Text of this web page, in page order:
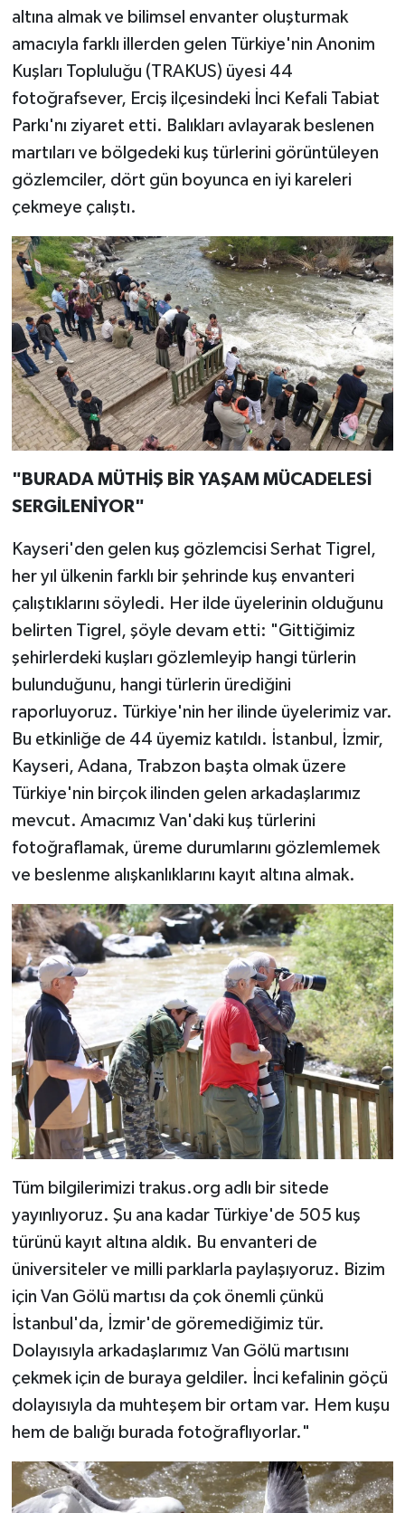
altına almak ve bilimsel envanter oluşturmak
amacıyla farklı illerden gelen Türkiye'nin Anonim
Kuşları Topluluğu (TRAKUS) üyesi 44
fotoğrafsever, Erciş ilçesindeki İnci Kefali Tabiat
Parkı'nı ziyaret etti. Balıkları avlayarak beslenen
martıları ve bölgedeki kuş türlerini görüntüleyen
gözlemciler, dört gün boyunca en iyi kareleri
çekmeye çalıştı.
"BURADA MÜTHİŞ BİR YAŞAM MÜCADELESİ
SERGİLENİYOR"
Kayseri'den gelen kuş gözlemcisi Serhat Tigrel,
her yıl ülkenin farklı bir şehrinde kuş envanteri
çalıştıklarını söyledi. Her ilde üyelerinin olduğunu
belirten Tigrel, şöyle devam etti: "Gittiğimiz
şehirlerdeki kuşları gözlemleyip hangi türlerin
bulunduğunu, hangi türlerin ürediğini
raporluyoruz. Türkiye'nin her ilinde üyelerimiz var.
Bu etkinliğe de 44 üyemiz katıldı. İstanbul, İzmir,
Kayseri, Adana, Trabzon başta olmak üzere
Türkiye'nin birçok ilinden gelen arkadaşlarımız
mevcut. Amacımız Van'daki kuş türlerini
fotoğraflamak, üreme durumlarını gözlemlemek
ve beslenme alışkanlıklarını kayıt altına almak.
Tüm bilgilerimizi trakus.org adlı bir sitede
yayınlıyoruz. Şu ana kadar Türkiye'de 505 kuş
türünü kayıt altına aldık. Bu envanteri de
üniversiteler ve milli parklarla paylaşıyoruz. Bizim
için Van Gölü martısı da çok önemli çünkü
İstanbul'da, İzmir'de göremediğimiz tür.
Dolayısıyla arkadaşlarımız Van Gölü martısını
çekmek için de buraya geldiler. İnci kefalinin göçü
dolayısıyla da muhteşem bir ortam var. Hem kuşu
hem de balığı burada fotoğraflıyorlar."